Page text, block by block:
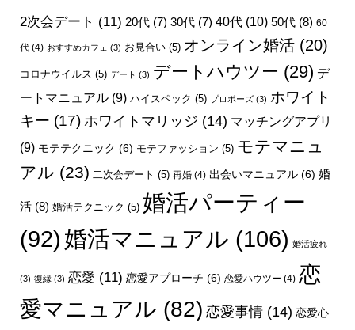
2次会デート (11) 20代(7) 30代(7) 40代(10) 50代(8) 60
代(4) おすすめカフェ (3) お見合い(5) オンライン婚活(20)
コロナウイルス (5) デート (3) デートハウツー (29) デ
ートマニュアル(9) ハイスペック (5) プロポーズ(3) ホワイト
キー (17)ホワイトマリッジ (14) マッチングアプリ
(9) モテテクニック (6) モテファッション (5) モテマニュ
アル (23) 二次会デート (5) 再婚(4) 出会いマニュアル(6) 婚
活(8) 婚活テクニック (5) 婚活パーティー
(92) 婚活マニュアル (106) 婚活疲れ
(3) 復縁(3) 恋愛 (11) 恋愛アプローチ (6) 恋愛ハウツー (4) 恋
愛マニュアル (82) 恋愛事情(14) 恋愛心